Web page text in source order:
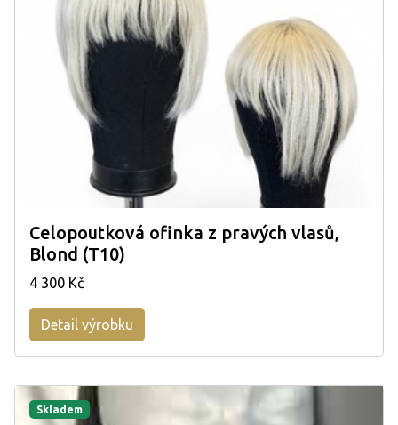
Celopoutková ofinka z pravých vlasů,
Blond (T10)
4 300 Kč
Detail výrobku
Skladem